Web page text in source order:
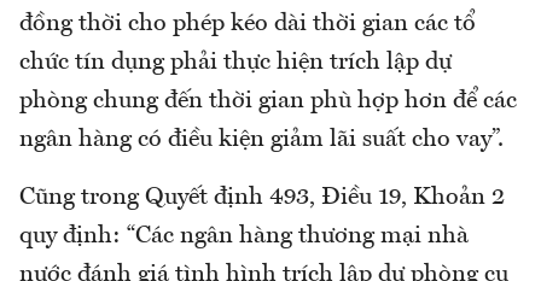
đồng thời cho phép kéo dài thời gian các tổ
chức tín dụng phải thực hiện trích lập dự
phòng chung đến thời gian phù hợp hơn để các
ngân hàng có điều kiện giảm lãi suất cho vay”.
Cũng trong Quyết định 493, Điều 19, Khoản 2
quy định: “Các ngân hàng thương mại nhà
nước đánh giá tình hình trích lập dự phòng cụ